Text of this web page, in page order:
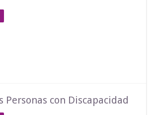
Personas con Discapacidad